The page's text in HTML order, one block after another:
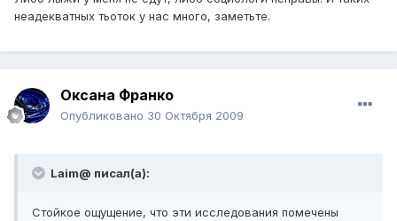
неадекватных тьоток у нас много, заметьте.
Оксана Франко
Опубликовано 30 Октября 2009
Laim@ писал(а):
Стойкое ощущение, что эти исследования помечены